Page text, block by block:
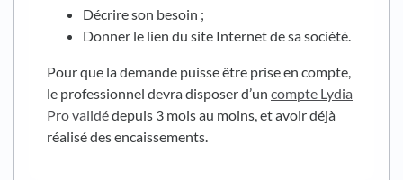
Décrire son besoin ;
Donner le lien du site Internet de sa société.
Pour que la demande puisse être prise en compte,
le professionnel devra disposer d’un compte Lydia
Pro validédepuis 3 mois au moins, et avoir déjà
réalisé des encaissements.